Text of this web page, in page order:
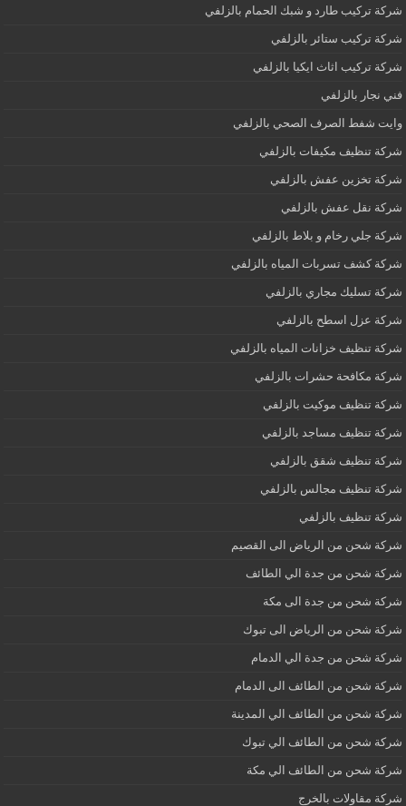
شركة تركيب طارد و شبك الحمام بالزلفي
شركة تركيب ستائر بالزلفي
شركة تركيب اثاث ايكيا بالزلفي
فني نجار بالزلفي
وايت شفط الصرف الصحي بالزلفي
شركة تنظيف مكيفات بالزلفي
شركة تخزين عفش بالزلفي
شركة نقل عفش بالزلفي
شركة جلي رخام و بلاط بالزلفي
شركة كشف تسربات المياه بالزلفي
شركة تسليك مجاري بالزلفي
شركة عزل اسطح بالزلفي
شركة تنظيف خزانات المياه بالزلفي
شركة مكافحة حشرات بالزلفي
شركة تنظيف موكيت بالزلفي
شركة تنظيف مساجد بالزلفي
شركة تنظيف شقق بالزلفي
شركة تنظيف مجالس بالزلفي
شركة تنظيف بالزلفي
شركة شحن من الرياض الى القصيم
شركة شحن من جدة الي الطائف
شركة شحن من جدة الى مكة
شركة شحن من الرياض الى تبوك
شركة شحن من جدة الي الدمام
شركة شحن من الطائف الى الدمام
شركة شحن من الطائف الي المدينة
شركة شحن من الطائف الي تبوك
شركة شحن من الطائف الي مكة
شركة مقاولات بالخرج